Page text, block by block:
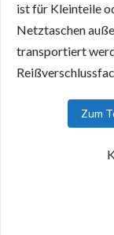
ist für Kleinteile
Netztaschen
transportiert
Zum